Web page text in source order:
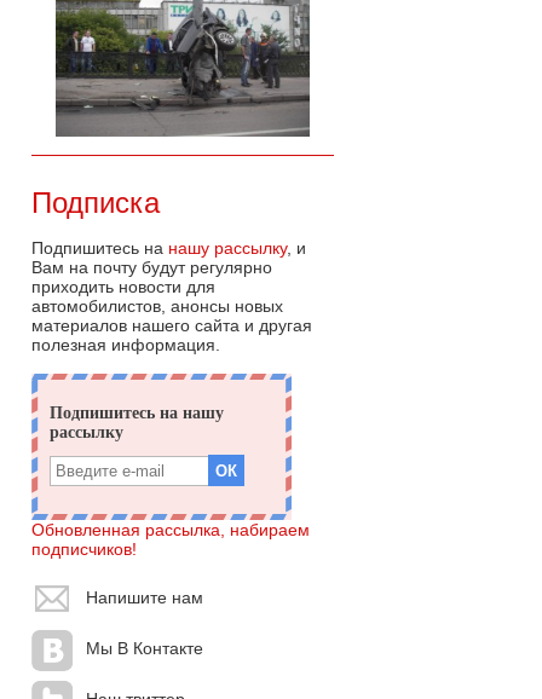
Подписка
Подпишитесь на нашу рассылку, и
Вам на почту будут регулярно
приходить новости для
автомобилистов, анонсы новых
материалов нашего сайта и другая
полезная информация.
Обновленная рассылка, набираем
подписчиков!
Напишите нам
Мы В Контакте